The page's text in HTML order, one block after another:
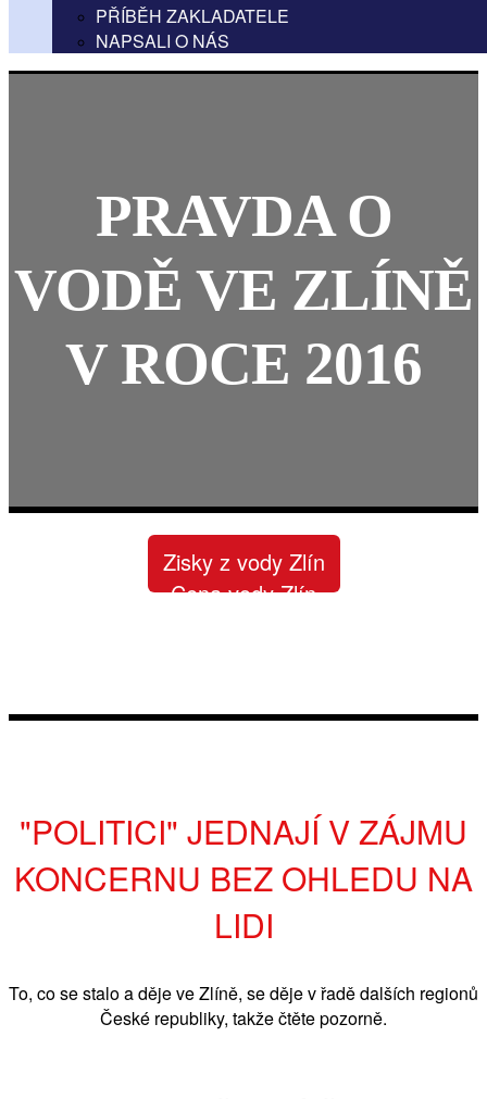
PŘÍBĚH ZAKLADATELE
NAPSALI O NÁS
PRAVDA O
VODĚ VE ZLÍNĚ
V ROCE 2016
Zisky z vody Zlín
Cena vody Zlín
"POLITICI" JEDNAJÍ V ZÁJMU
KONCERNU BEZ OHLEDU NA
LIDI
To, co se stalo a děje ve Zlíně, se děje v řadě dalších regionů
České republiky, takže čtěte pozorně.